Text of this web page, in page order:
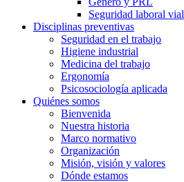
Seguridad laboral vial
Disciplinas preventivas
Seguridad en el trabajo
Higiene industrial
Medicina del trabajo
Ergonomía
Psicosociología aplicada
Quiénes somos
Bienvenida
Nuestra historia
Marco normativo
Organización
Misión, visión y valores
Dónde estamos